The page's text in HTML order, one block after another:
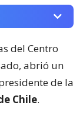
del Centro
abrió un
de la
Chile.